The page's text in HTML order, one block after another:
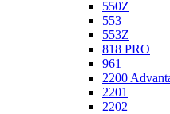
550Z
553
553Z
818 PRO
961
2200
2201
2202